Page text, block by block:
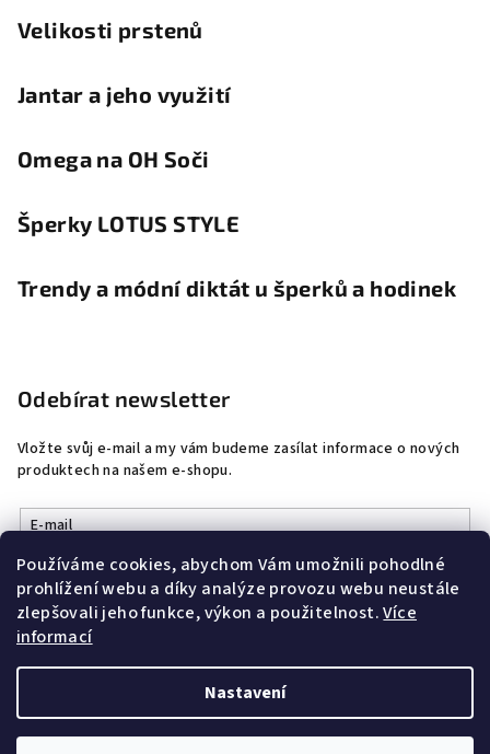
Používáme cookies, abychom Vám umožnili pohodlné
prohlížení webu a díky analýze provozu webu neustále
zlepšovali jeho funkce, výkon a použitelnost.Více
informací
Nastavení
Velikosti prstenů
Jantar a jeho využití
Omega na OH Soči
Šperky LOTUS STYLE
Trendy a módní diktát u šperků a hodinek
Odebírat newsletter
Vložte svůj e-mail a my vám budeme zasílat informace o nových
produktech na našem e-shopu.
E-mail
Vložením e-mailu souhlasíte spodmínkami ochrany osobních
údajů
Přihlásit se